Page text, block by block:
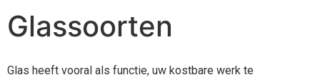
Glassoorten
Glas heeft vooral als functie, uw kostbare werk te